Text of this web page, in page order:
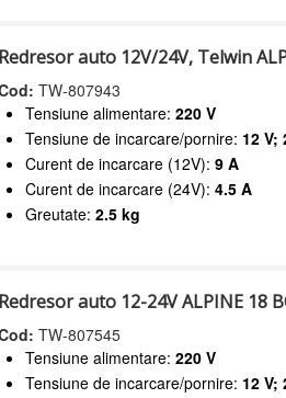
auto 12V/24V, Telwin
TW-807943
Tensiune alimentare:220 V
Tensiune de incarcare/pornire: 12 V;
Curent de incarcare (12V):9 A
Curent de incarcare (24V):4.5 A
Greutate:2.5 kg
auto 12-24V ALPINE 18
TW-807545
Tensiune alimentare:220 V
Tensiune de incarcare/pornire: 12 V;